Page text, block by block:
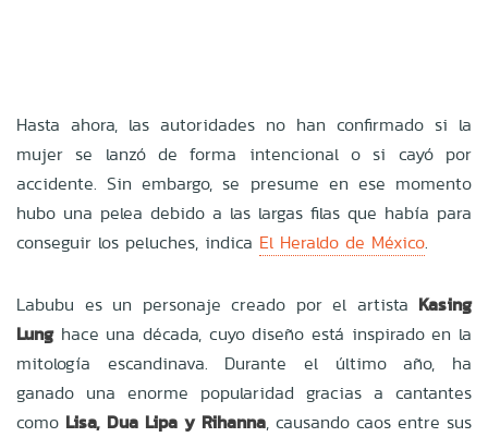
Hasta ahora, las autoridades no han confirmado si la
mujer se lanzó de forma intencional o si cayó por
accidente. Sin embargo, se presume en ese momento
hubo una pelea debido a las largas filas que había para
conseguir los peluches, indica El Heraldo de México.
Labubu es un personaje creado por el artista Kasing
Lunghace una década, cuyo diseño está inspirado en la
mitología escandinava. Durante el último año, ha
ganado una enorme popularidad gracias a cantantes
como Lisa, Dua Lipa y Rihanna, causando caos entre sus